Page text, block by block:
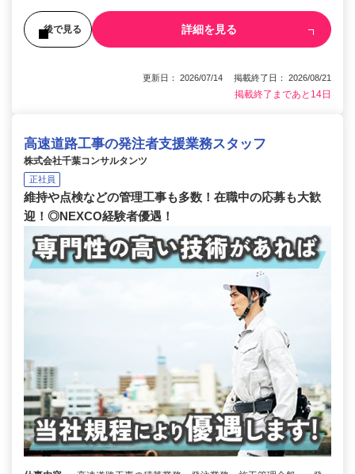
後で見る 詳細を見る
更新日： 2026/07/14 掲載終了日： 2026/08/21
掲載終了まであと14日
高速道路工事の発注者支援業務スタッフ
株式会社千葉コンサルタンツ
正社員
維持や点検などの管理工事も多数！在職中の応募も大歓
迎！◎NEXCO経験者優遇！